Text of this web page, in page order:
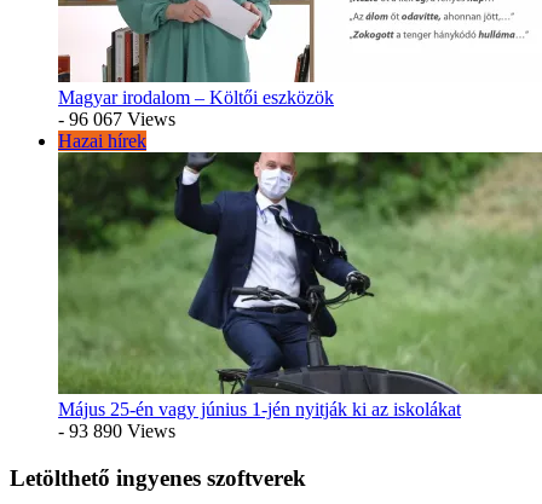
Magyar irodalom – Költői eszközök
- 96 067 Views
Hazai hírek
Május 25-én vagy június 1-jén nyitják ki az iskolákat
- 93 890 Views
Letölthető ingyenes szoftverek